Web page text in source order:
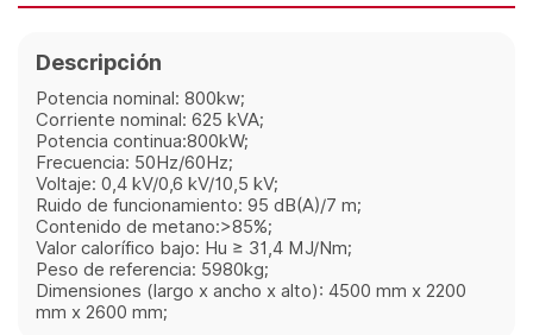
Descripción
Potencia nominal: 800kw;
Corriente nominal: 625 kVA;
Potencia continua:800kW;
Frecuencia: 50Hz/60Hz;
Voltaje: 0,4 kV/0,6 kV/10,5 kV;
Ruido de funcionamiento: 95 dB(A)/7 m;
Contenido de metano:>85%;
Valor calorífico bajo: Hu ≥ 31,4 MJ/Nm;
Peso de referencia: 5980kg;
Dimensiones (largo x ancho x alto): 4500 mm x 2200
mm x 2600 mm;